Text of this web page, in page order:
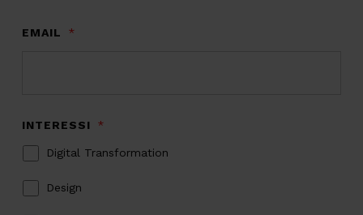
EMAIL *
INTERESSI *
Digital Transformation
Design